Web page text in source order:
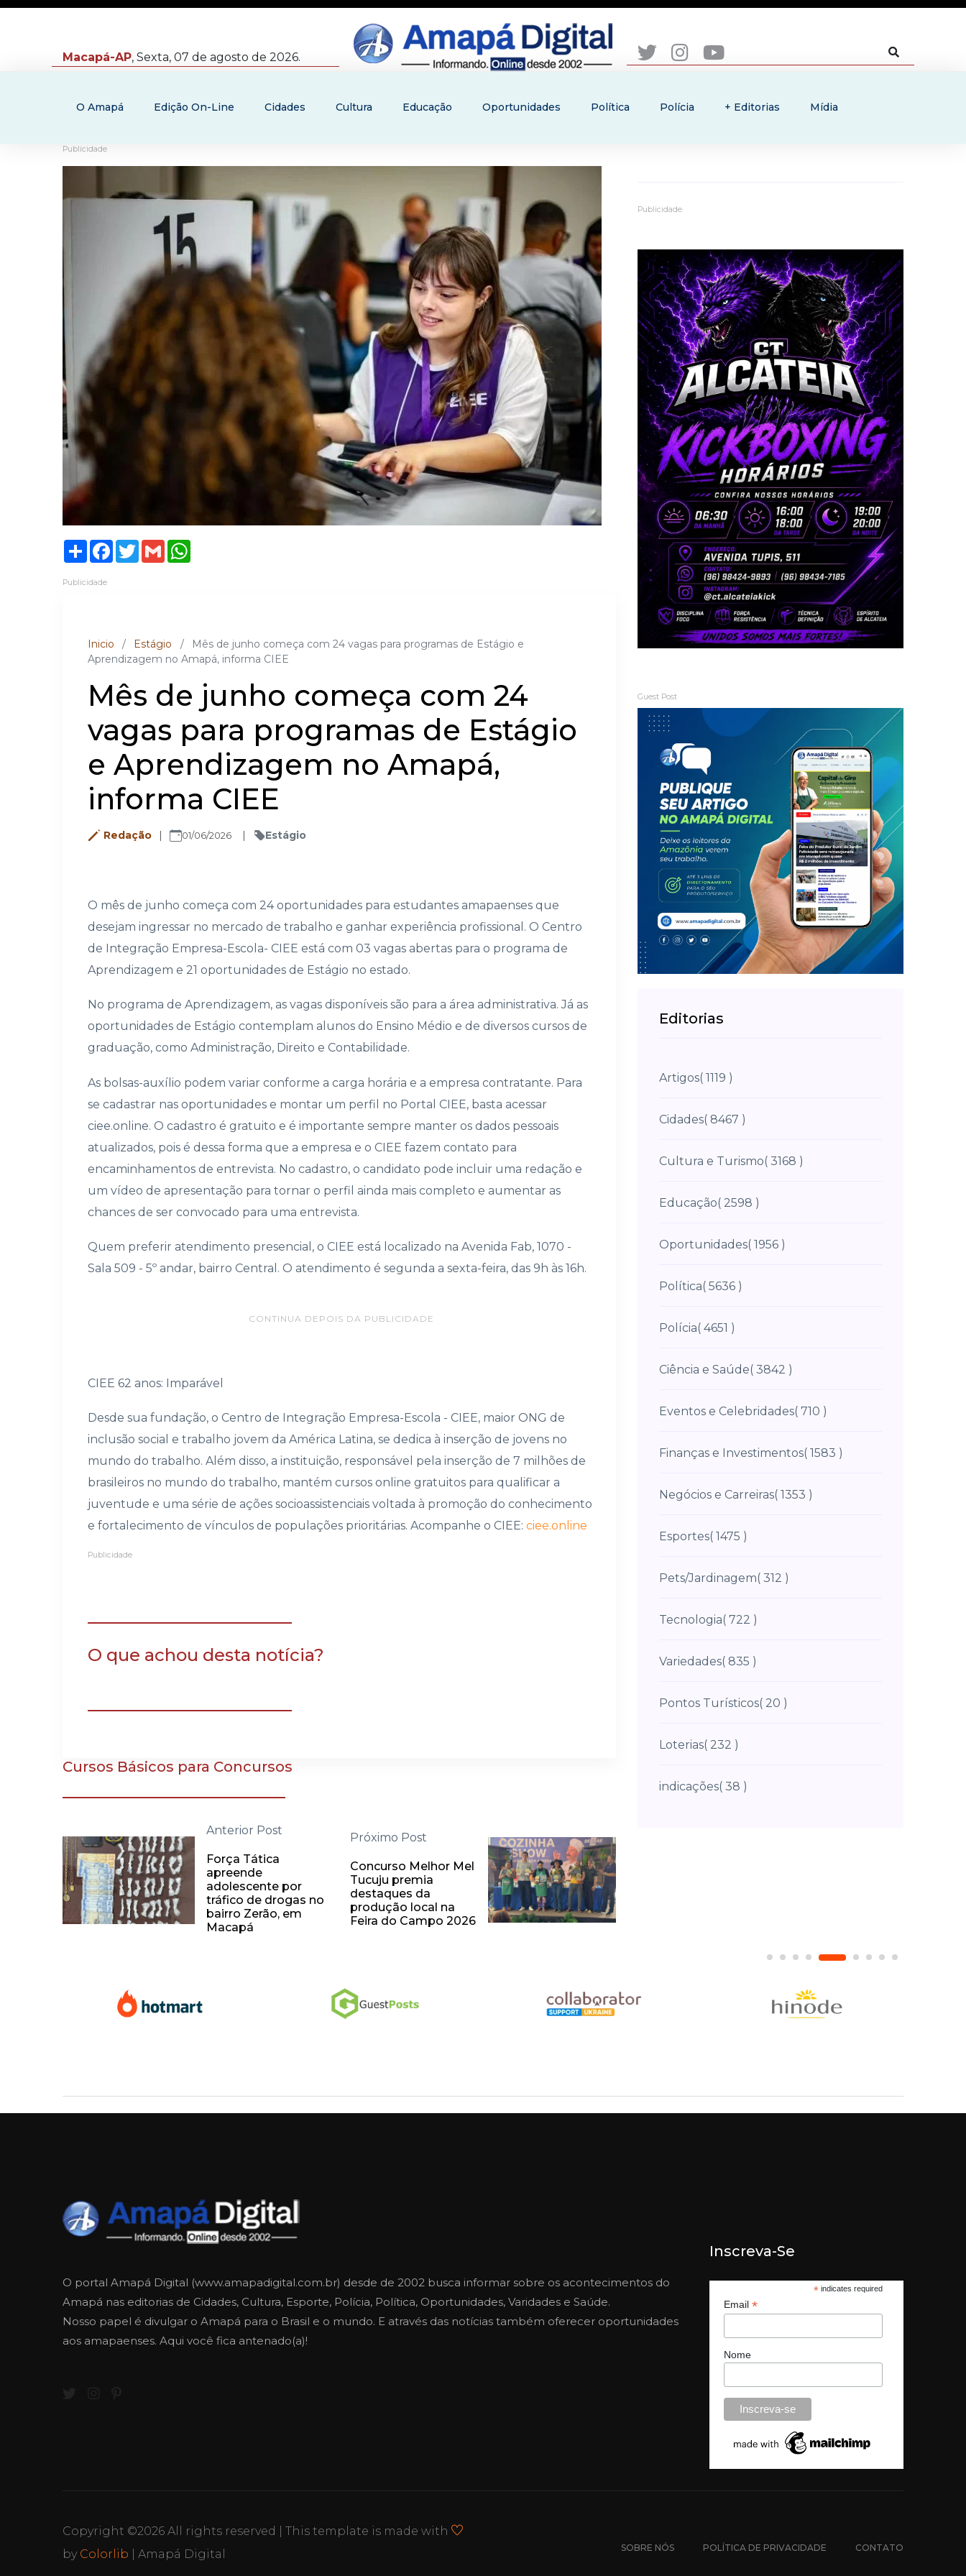
Macapá-AP, Sexta, 07 de agosto de 2026.
O Amapá Edição On-Line Cidades Cultura Educação Oportunidades Política Polícia + Editorias Mídia
Publicidade
ShareFacebook
TwitterGmail
Publicidade
Inicio / Estágio /
Mês de junho começa com 24 vagas para programas de Estágio e
Aprendizagem no Amapá, informa CIEE
Mês de junho começa com 24
vagas para programas de Estágio
e Aprendizagem no Amapá,
informa CIEE
Redação 01/06/2026 Estágio
O mês de junho começa com 24 oportunidades para estudantes amapaenses que
desejam ingressar no mercado de trabalho e ganhar experiência profissional. O Centro
de Integração Empresa-Escola- CIEE está com 03 vagas abertas para o programa de
Aprendizagem e 21 oportunidades de Estágio no estado.
No programa de Aprendizagem, as vagas disponíveis são para a área administrativa. Já as
oportunidades de Estágio contemplam alunos do Ensino Médio e de diversos cursos de
graduação, como Administração, Direito e Contabilidade.
As bolsas-auxílio podem variar conforme a carga horária e a empresa contratante. Para
se cadastrar nas oportunidades e montar um perfil no Portal CIEE, basta acessar
ciee.online. O cadastro é gratuito e é importante sempre manter os dados pessoais
atualizados, pois é dessa forma que a empresa e o CIEE fazem contato para
encaminhamentos de entrevista. No cadastro, o candidato pode incluir uma redação e
um vídeo de apresentação para tornar o perfil ainda mais completo e aumentar as
chances de ser convocado para uma entrevista.
Quem preferir atendimento presencial, o CIEE está localizado na Avenida Fab, 1070 -
Sala 509 - 5º andar, bairro Central. O atendimento é segunda a sexta-feira, das 9h às 16h.
CONTINUA DEPOIS DA PUBLICIDADE
CIEE 62 anos: Imparável
Desde sua fundação, o Centro de Integração Empresa-Escola - CIEE, maior ONG de
inclusão social e trabalho jovem da América Latina, se dedica à inserção de jovens no
mundo do trabalho. Além disso, a instituição, responsável pela inserção de 7 milhões de
brasileiros no mundo do trabalho, mantém cursos online gratuitos para qualificar a
juventude e uma série de ações socioassistenciais voltada à promoção do conhecimento
e fortalecimento de vínculos de populações prioritárias. Acompanhe o CIEE: ciee.online
Publicidade
O que achou desta notícia?
Cursos Básicos para Concursos
Anterior Post
Força Tática
apreende
adolescente por
tráfico de drogas no
bairro Zerão, em
Macapá
Próximo Post
Concurso Melhor Mel
Tucuju premia
destaques da
produção local na
Feira do Campo 2026
Publicidade
Guest Post
Editorias
Artigos( 1119 )
Cidades( 8467 )
Cultura e Turismo( 3168 )
Educação( 2598 )
Oportunidades( 1956 )
Política( 5636 )
Polícia( 4651 )
Ciência e Saúde( 3842 )
Eventos e Celebridades( 710 )
Finanças e Investimentos( 1583 )
Negócios e Carreiras( 1353 )
Esportes( 1475 )
Pets/Jardinagem( 312 )
Tecnologia( 722 )
Variedades( 835 )
Pontos Turísticos( 20 )
Loterias( 232 )
indicações( 38 )
O portal Amapá Digital (www.amapadigital.com.br) desde de 2002 busca informar sobre os acontecimentos do
Amapá nas editorias de Cidades, Cultura, Esporte, Polícia, Política, Oportunidades, Varidades e Saúde.
Nosso papel é divulgar o Amapá para o Brasil e o mundo. E através das notícias também oferecer oportunidades
aos amapaenses. Aqui você fica antenado(a)!
Inscreva-Se
*indicates required
Email *
Nome
Copyright ©2026 All rights reserved | This template is made with
by Colorlib | Amapá Digital SOBRE NÓS POLÍTICA DE PRIVACIDADE CONTATO